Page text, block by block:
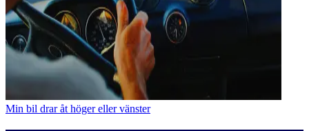
Min bil drar åt höger eller vänster